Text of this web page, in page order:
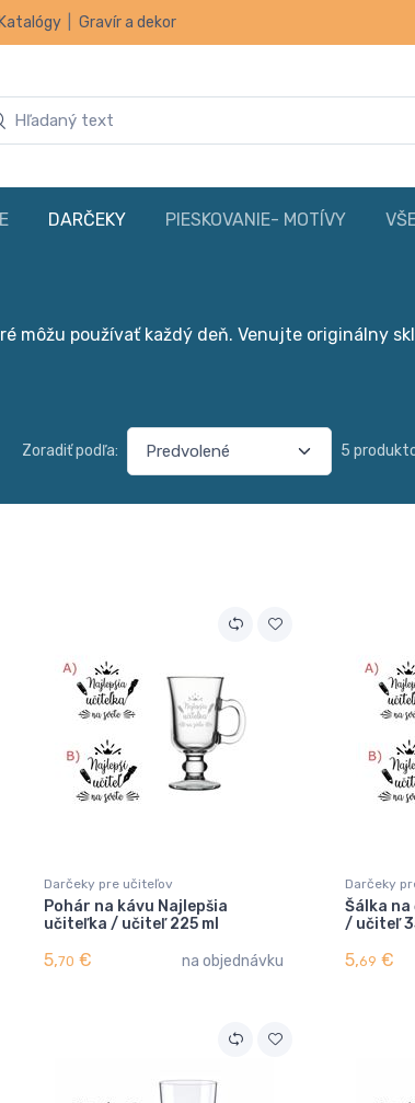
Katalógy Gravír a dekor
DARČEKY PIESKOVANIE- MOTÍVY
môžu používať každý deň. Venujte originálny
Zoradiť podľa: 5
Darčeky pre učiteľov
Pohár na kávu Najlepšia
učiteľka / učiteľ 225 ml
5,70 € na objednávku
Darčeky
Šálka
/ učiteľ
5,69 €